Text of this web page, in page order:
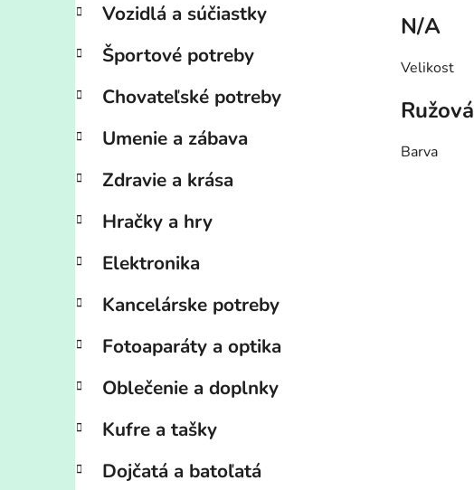
Vozidlá a súčiastky
Športové potreby
Chovateľské potreby
Umenie a zábava
Zdravie a krása
Hračky a hry
Elektronika
Kancelárske potreby
Fotoaparáty a optika
Oblečenie a doplnky
Kufre a tašky
Dojčatá a batoľatá
N/A
Velikost
Ružová
Barva